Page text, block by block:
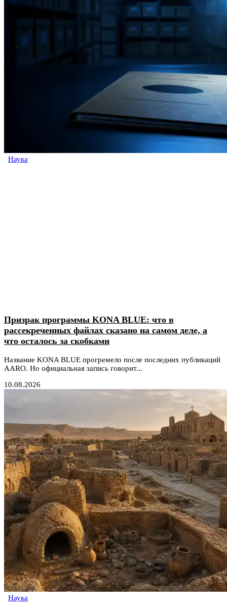
Наука
Призрак программы KONA BLUE: что в
рассекреченных файлах сказано на самом деле, а
что осталось за скобками
Название KONA BLUE прогремело после последних публикаций
AARO. Но официальная запись говорит...
10.08.2026
Наука